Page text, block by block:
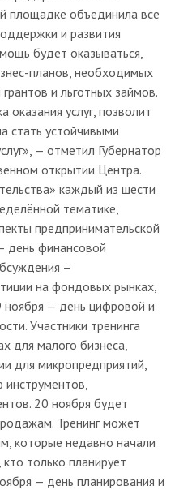
площадке объединила все
и развития
будет оказываться,
планов, необходимых
и льготных займов.
оказания услуг, позволит
стать устойчивыми
— отметил Губернатор
открытии Центра.
каждый из шести
тематике,
предпринимательской
день финансовой
–
на фондовых рынках,
— день цифровой и
Участники тренинга
для малого бизнеса,
для микропредприятий,
20 ноября будет
Тренинг может
которые недавно начали
только планирует
— день планирования и